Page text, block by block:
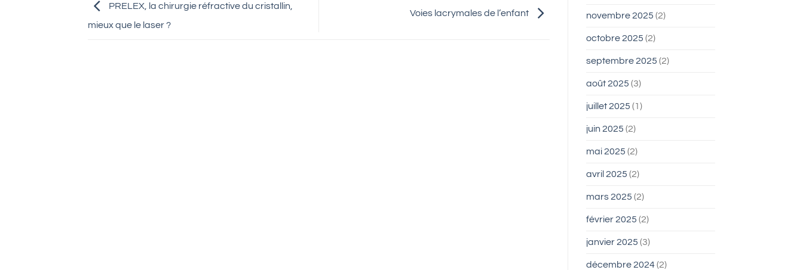
PRELEX, la chirurgie réfractive du cristallin,
mieux que le laser ?
Voies lacrymales de l’enfant novembre 2025 (2)
octobre 2025 (2)
septembre 2025 (2)
août 2025 (3)
juillet 2025 (1)
juin 2025 (2)
mai 2025 (2)
avril 2025 (2)
mars 2025 (2)
février 2025 (2)
janvier 2025 (3)
décembre 2024(2)